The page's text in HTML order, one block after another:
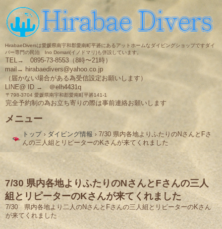
HirabaeDiversは愛媛県南宇和郡愛南町平碆にあるアットホームなダイビングショップですダイ
バー専門の民泊 Ino Domari(イノドマリ)も併設しています。
TEL→ 0895-73-8553（8時〜21時）
mail→ hirabaedivers@yahoo.co.jp
（届かない場合がある為受信設定お願いします）
LINE@ ID → ＠elh4431q
〒798-3704 愛媛県南宇和郡愛南町平碆141-1
完全予約制の為お立ち寄りの際は事前連絡お願いします
メニュー
ン
ス
キ
ッ
プ
トップ › ダイビング情報 › 7/30 県内各地よりふたりのNさんとFさ
んの三人組とリピーターのKさんが来てくれました
7/30 県内各地よりふたりのNさんとFさんの三人
組とリピーターのKさんが来てくれました
7/30 県内各地より二人のNさんとFさんの三人組とリピーターのKさん
が来てくれました